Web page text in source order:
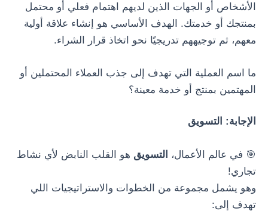
الأشخاص أو الجهات الذين لديهم اهتمام فعلي أو محتمل
بمنتجك أو خدمتك. الهدف الأساسي هو إنشاء علاقة أولية
معهم، ثم توجيههم تدريجيًا نحو اتخاذ قرار الشراء.
ما اسم العملية التي تهدف إلى جذب العملاء المحتملين أو
المهتمين بمنتج أو خدمة معينة؟
الإجابة: التسويق
🎯 في عالم الأعمال، التسويق هو القلب النابض لأي نشاط
تجاري!
وهو يشمل مجموعة من الخطوات والاستراتيجيات اللي
تهدف إلى: